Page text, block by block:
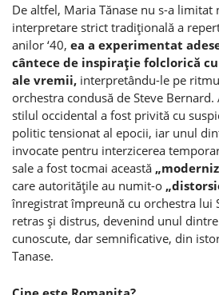
De altfel, Maria Tănase nu s-a limitat
interpretare strict tradiţională a
anilor ‘40, ea a experimentat
cântece de inspiraţie folclorică
ale vremii, interpretându-le pe
orchestra condusă de Steve
stilul occidental a fost privită cu
politic tensionat al epocii, iar unul
invocate pentru interzicerea
sale a fost tocmai această
care autorităţile au numit-o
înregistrat împreună cu orchestra lui
retras şi distrus, devenind unul
cunoscute, dar semnificative, din
Tanase.